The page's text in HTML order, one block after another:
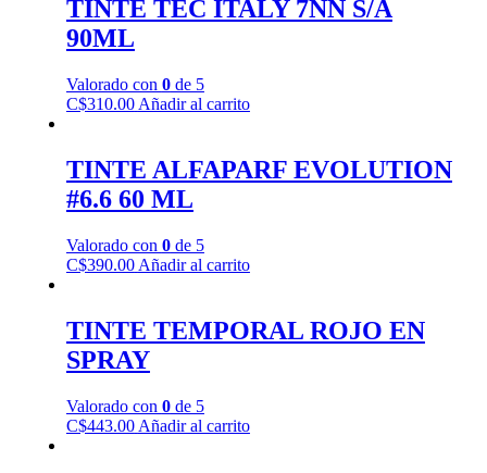
TINTE TEC ITALY 7NN S/A
90ML
Valorado con 0de 5
C$310.00 Añadir al carrito
TINTE ALFAPARF EVOLUTION
#6.6 60 ML
Valorado con 0de 5
C$390.00 Añadir al carrito
TINTE TEMPORAL ROJO EN
SPRAY
Valorado con 0de 5
C$443.00 Añadir al carrito